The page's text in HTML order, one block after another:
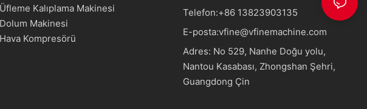
Üfleme Kalıplama Makinesi
Dolum Makinesi
Hava Kompresörü
Telefon:+86 13823903135
E-posta:vfine@vfinemachine.com
Adres: No 529, Nanhe Doğu yolu,
Nantou Kasabası, Zhongshan Şehri,
Guangdong Çin